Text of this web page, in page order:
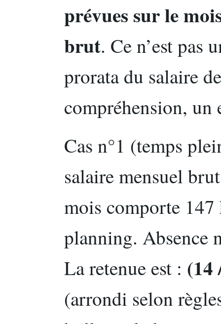
prévues sur le
brut. Ce n’est pas
prorata du salaire
compréhension, un
Cas n°1 (temps
salaire mensuel
mois comporte 147
planning. Absence
La retenue est : (14
(arrondi selon